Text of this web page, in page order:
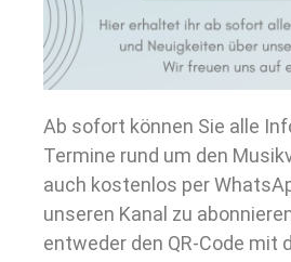
Ab sofort können Sie alle
Termine rund um den
auch kostenlos per
unseren Kanal zu
entweder den QR-Code mit